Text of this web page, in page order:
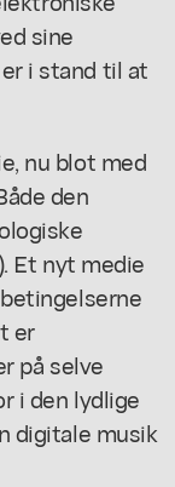
sine
i stand til at
nu blot med
den
Et nyt medie
er
på selve
i den lydlige
digitale musik